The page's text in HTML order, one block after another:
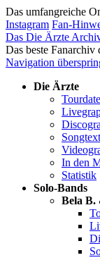
Das umfangreiche
Instagram Fan-
Das Die Ärzte
Das beste Fanarchiv
Navigation
Die Ärzte
In den
Statistik
Solo-Bands
Bela B.